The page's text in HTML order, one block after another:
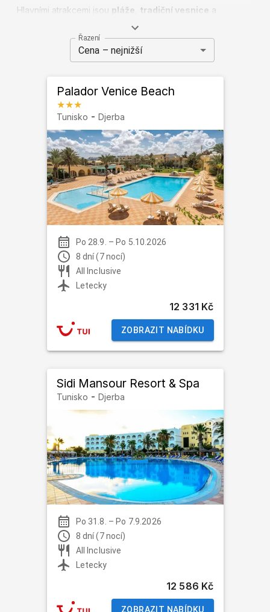
Hlavními atrakcemi jsou pláže tradiční vesnice a
Djerba je ideální pro rodinnou dovolenouaplážovou
Řazení
Cena – nejnižší
Palador Venice Beach
★★★
Tunisko - Djerba
Po 28.9. –Po 5.10.2026
8 dní (7 nocí)
All Inclusive
Letecky
12 331 Kč
ZOBRAZIT NABÍDKU
Sidi Mansour Resort & Spa
Tunisko - Djerba
Po 31.8. – Po 7.9.2026
8 dní (7 nocí)
All Inclusive
Letecky
12 586 Kč
ZOBRAZIT NABÍDKU